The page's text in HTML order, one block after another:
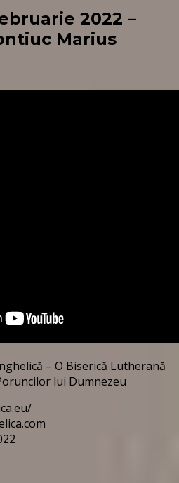
2022 –
Marius
– O Biserică Lutherană
lui Dumnezeu